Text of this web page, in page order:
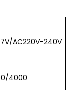
AC220V-240V
4000